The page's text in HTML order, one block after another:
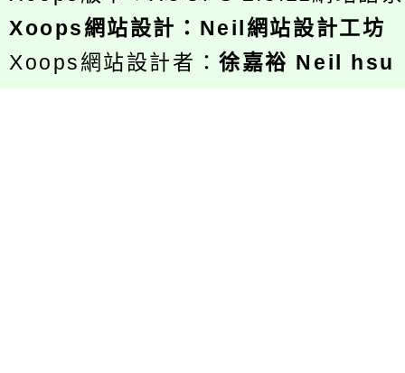
Xoops網站設計 ： Neil網站設計工坊
Xoops網站設計者：徐嘉裕 Neil hsu